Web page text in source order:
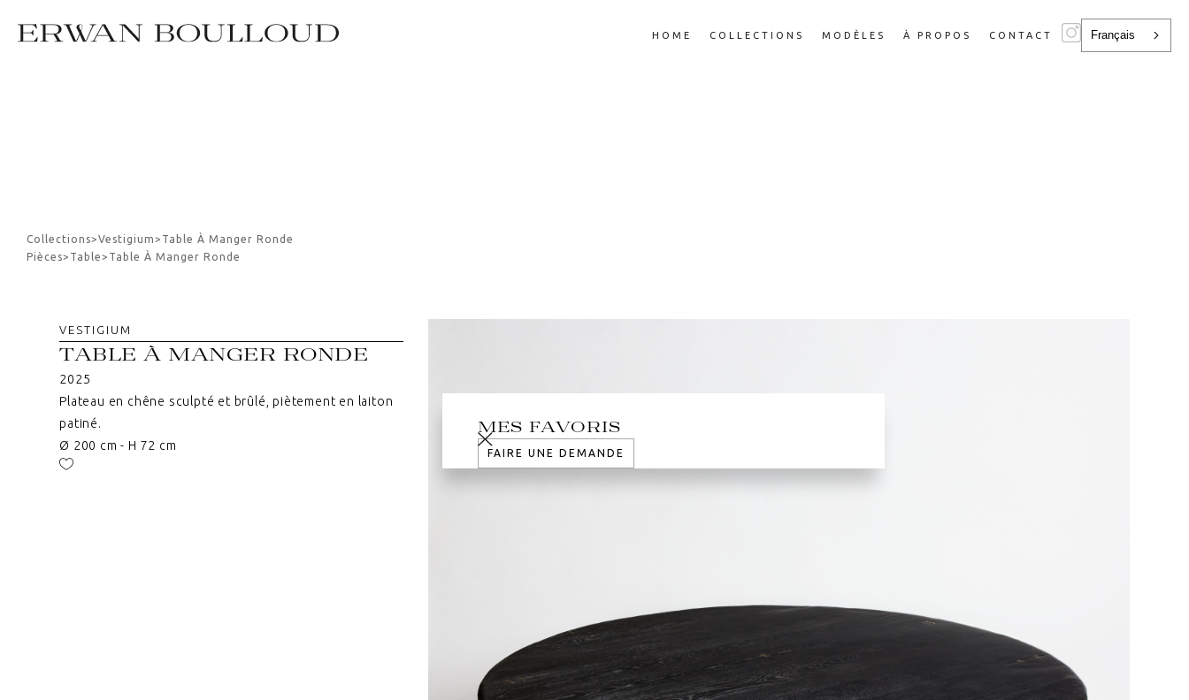
HOME COLLECTIONS MODÈLES À PROPOS CONTACT Français
MES FAVORIS
FAIRE UNE DEMANDE
Collections>Vestigium> Table À Manger Ronde
Pièces> Table> Table À Manger Ronde
VESTIGIUM
TABLE À MANGER RONDE
2025
Plateau en chêne sculpté et brûlé, piètement en laiton
patiné.
Ø 200 cm - H 72 cm